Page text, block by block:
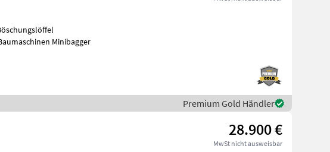
Minibagger
Premium Gold Händler
28.900 €
MwSt nicht ausweisbar